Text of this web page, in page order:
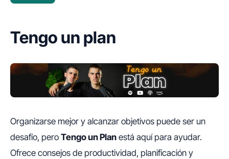
Tengo un plan
Organizarse mejor y alcanzar objetivos puede ser un
desafío, pero Tengo un Plan está aquí para ayudar.
Ofrece consejos de productividad, planificación y